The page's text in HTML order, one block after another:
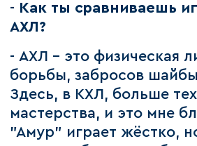
- Как ты сравниваешь
АХЛ?
- АХЛ - это физическая
борьбы, забросов шайбы
Здесь, в КХЛ, больше
мастерства, и это мне
"Амур" играет жёстко,